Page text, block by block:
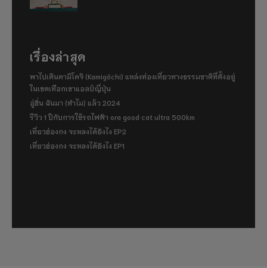
เรื่องล่าสุด
พาไปเดินคามิโคจิ (Kamigōchi) แหล่งท่องเที่ยวทางธรรมชาติที่ตั้งอยู่
ในเขตเทือกเขาแอลป์ญี่ปุ่น
อู่ฮั่น ฉันมา (ทำไม) แล้ว 2024
รีวิว 1 ปีกับการใช้รถไฟฟ้า ora good cat ultra 500km
เที่ยวฮ่องกง จะหลงได้ยังไง EP2
เที่ยวฮ่องกง จะหลงได้ยังไง EP1